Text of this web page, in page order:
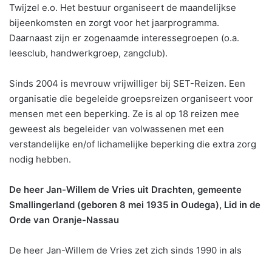
Twijzel e.o. Het bestuur organiseert de maandelijkse
bijeenkomsten en zorgt voor het jaarprogramma.
Daarnaast zijn er zogenaamde interessegroepen (o.a.
leesclub, handwerkgroep, zangclub).
Sinds 2004 is mevrouw vrijwilliger bij SET-Reizen. Een
organisatie die begeleide groepsreizen organiseert voor
mensen met een beperking. Ze is al op 18 reizen mee
geweest als begeleider van volwassenen met een
verstandelijke en/of lichamelijke beperking die extra zorg
nodig hebben.
De heer Jan-Willem de Vries uit Drachten, gemeente
Smallingerland (geboren 8 mei 1935 in Oudega), Lid in de
Orde van Oranje-Nassau
De heer Jan-Willem de Vries zet zich sinds 1990 in als